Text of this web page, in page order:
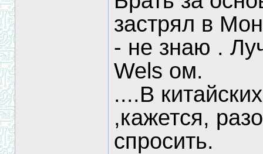
застрял в
- не знаю .
Wels ом.
....В
,кажется,
спросить.